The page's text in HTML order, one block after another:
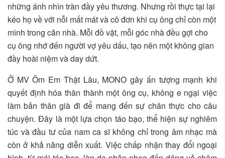
những ánh nhìn tràn đầy yêu thương. Nhưng rồi thực tại lại
kéo họ về với nỗi mất mát và cô đơn khi cụ ông chỉ còn một
mình trong căn nhà. Mỗi đồ vật, mỗi góc nhà đều gợi cho
cụ ông nhớ đến người vợ yêu dấu, tạo nên một không gian
đầy hoài niệm và day dứt.
Ở MV Ôm Em Thật Lâu, MONO gây ấn tượng mạnh khi
quyết định hóa thân thành một ông cụ, không e ngại việc
làm bản thân già đi để mang đến sự chân thực cho câu
chuyện. Đây là một lựa chọn táo bạo, thể hiện sự nghiêm
túc và đầu tư của nam ca sĩ không chỉ trong âm nhạc mà
còn ở khả năng diễn xuất. Việc chấp nhận thay đổi ngoại